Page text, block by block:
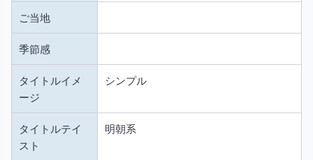
ご当地
季節感
タイトルイメ
ージ
シンプル
タイトルテイ
スト
明朝系